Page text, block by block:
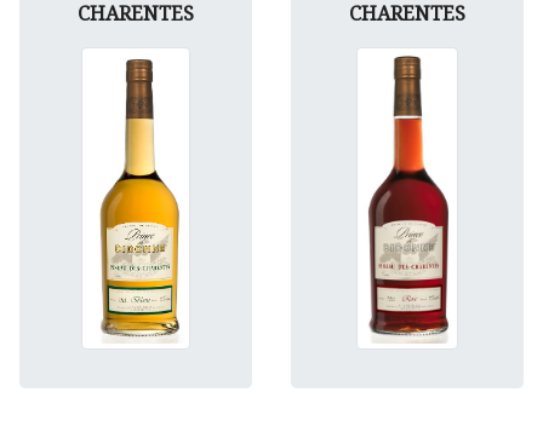
CHARENTES
CHARENTES